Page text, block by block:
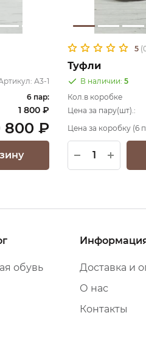
А3-1
6 пар:
1 800 ₽
800 ₽
5
Туфли
В наличии: 5
Кол.в коробке
Цена за пару(шт).:
Цена за коробку (6
обувь
Доставка и
О нас
Контакты